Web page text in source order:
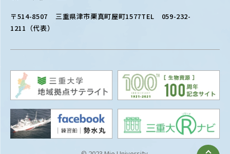
〒514-8507 三重県津市栗真町屋町1577TEL 059-232-
1211（代表）